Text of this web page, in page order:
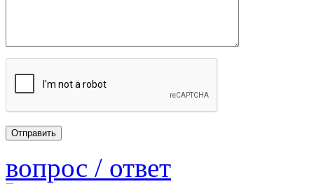
вопрос / ответ